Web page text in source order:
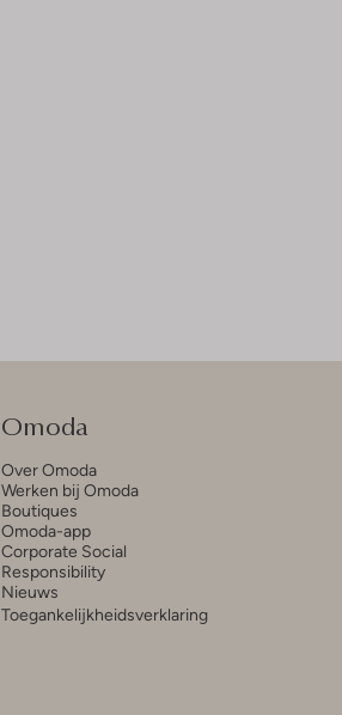
Omoda
Over Omoda
Werken bij Omoda
Boutiques
Omoda-app
Corporate Social
Responsibility
Nieuws
Toegankelijkheidsverklaring